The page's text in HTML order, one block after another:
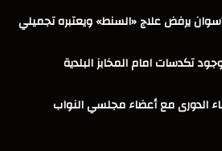
يرفض علاج «السنط» ويعتبره تجميلي
تكدسات امام المخابز البلدية
الدورى مع أعضاء مجلسي النواب